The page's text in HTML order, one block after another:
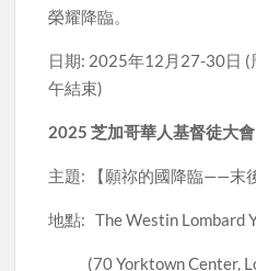
榮耀降臨。
日期: 2025年12月27-30日 (
午結束)
2025 芝加哥華人基督徒大會
主題: 【願祢的國降臨——末
地點: The Westin Lombard
(70 Yorktown Center,